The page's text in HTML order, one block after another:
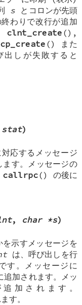
s とコロンが先頭
わりで改行が追加
clnt_create (),
() また
しが失敗すると
stat)
応するメッセージ
す。メッセージの
callrpc() の後に
, char *s)
示すメッセージを
は、呼び出しを行
す。メッセージに
追加されます。メッ
加されます。
す。